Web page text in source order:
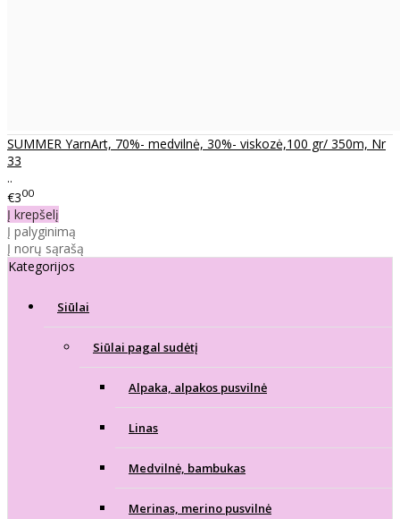
SUMMER YarnArt, 70%- medvilnė, 30%- viskozė,100 gr/ 350m, Nr
33
..
€300
Į krepšelį
Į palyginimą
Į norų sąrašą
Kategorijos
Siūlai
Siūlai pagal sudėtį
Alpaka, alpakos pusvilnė
Linas
Medvilnė, bambukas
Merinas, merino pusvilnė